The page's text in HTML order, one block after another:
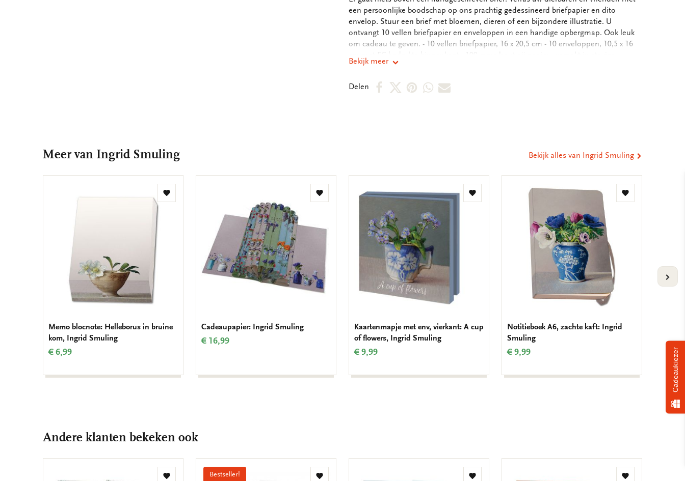
een persoonlijke boodschap op ons prachtig gedessineerd briefpapier en dito
envelop. Stuur een brief met bloemen, dieren of een bijzondere illustratie. U
ontvangt 10 vellen briefpapier en enveloppen in een handige opbergmap. Ook leuk
om cadeau te geven. - 10 vellen briefpapier, 16 x 20,5 cm - 10 enveloppen, 10,5 x 16
cm met FC bedrukte binnenkant - 100 grms houtvrij papier - verpakt in stevige
kartonnen opbergmap, - hersluitbaar, 18,8 x 24,4, FC bedrukt - Totale gewicht: 122
Bekijk meer
Delen
DeelDeelDeelDeelDeel
Meer van Ingrid Smuling Bekijk alles van Ingrid Smuling
Toevoegen
Memo blocnote: Helleborus in bruine
kom, Ingrid Smuling
€ 6,99
Toevoegen
Cadeaupapier: Ingrid Smuling
€ 16,99
Toevoegen
Kaartenmapje met env, vierkant: A cup
of flowers, Ingrid Smuling
€ 9,99
Toevoegen
Notitieboek A6, zachte kaft: Ingrid
Smuling
€ 9,99 € 3,99
Andere klanten bekeken ook
Bestseller!
Cadeaukiezer